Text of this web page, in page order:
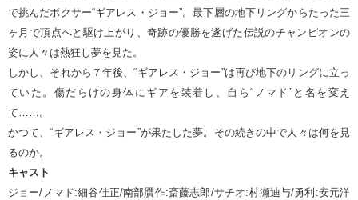
で挑んだボクサー“ギアレス・ジョー”。最下層の地下リングからたった三
ヶ月で頂点へと駆け上がり、奇跡の優勝を遂げた伝説のチャンピオンの
姿に人々は熱狂し夢を見た。
しかし、それから７年後、“ギアレス・ジョー”は再び地下のリングに立っ
ていた。傷だらけの身体にギアを装着し、自ら“ノマド”と名を変え
て……。
かつて、“ギアレス・ジョー”が果たした夢。その続きの中で人々は何を見
るのか。
キャスト
ジョー/ノマド:細谷佳正/南部贋作:斎藤志郎/サチオ:村瀬迪与/勇利:安元洋